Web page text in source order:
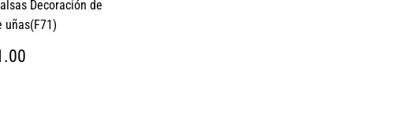
Decoración de
uñas(F71)